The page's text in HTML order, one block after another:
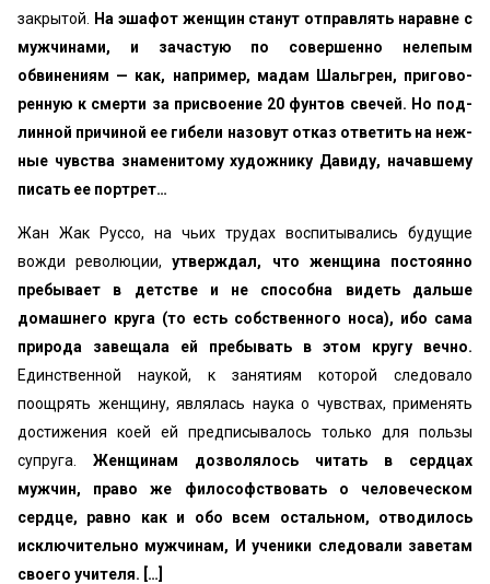
закрытой.
На эшафот женщин станут отправлять наравне с
мужчинами, и зачастую по совершенно нелепым
обвинениям — как, например, мадам Шальгрен, пригово­
ренную к смерти за присвоение 20 фунтов свечей. Но под­
линной причиной ее гибели назовут отказ ответить на неж­
ные чувства знаменитому художнику Давиду, начавшему
писать ее портрет…
Жан Жак Руссо, на чьих трудах воспитывались будущие
вожди революции,утверждал, что женщина постоянно
пре­бывает в детстве и не способна видеть дальше
домашнего круга (то есть собственного носа), ибо сама
природа завеща­ла ей пребывать в этом кругу вечно.
Единственной наукой, к занятиям которой следовало
поощрять женщину, являлась наука о чувствах, применять
достижения коей ей предписы­валось только для пользы
супруга. Женщинам дозволялось читать в сердцах
мужчин, право же философствовать о чело­веческом
сердце, равно как и обо всем остальном, отводи­лось
исключительно мужчинам, И ученики следовали заветам
своего учителя. […]